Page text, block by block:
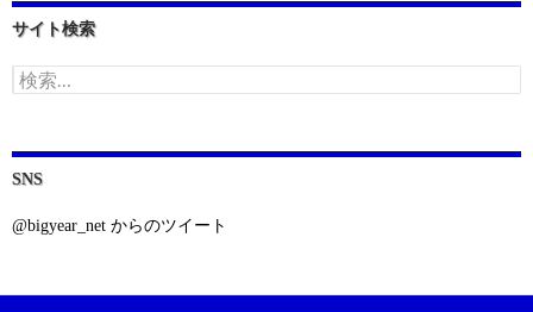
サイト検索
検
索:
SNS
@bigyear_net からのツイート